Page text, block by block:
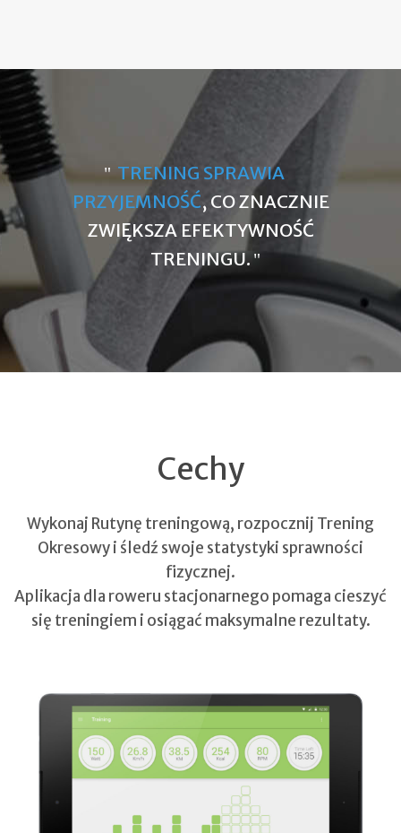
TRENING SPRAWIA
PRZYJEMNOŚĆ, CO ZNACZNIE
ZWIĘKSZA EFEKTYWNOŚĆ
TRENINGU.
Cechy
Wykonaj Rutynę treningową, rozpocznij Trening
Okresowy i śledź swoje statystyki sprawności
fizycznej.
Aplikacja dla roweru stacjonarnego pomaga cieszyć
się treningiem i osiągać maksymalne rezultaty.